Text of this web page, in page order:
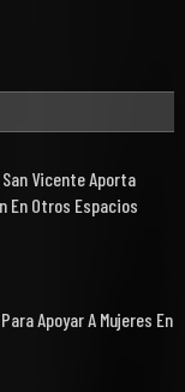
Vicente Aporta
En Otros Espacios
Apoyar A Mujeres En